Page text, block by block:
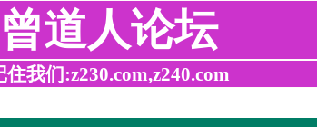
曾道人论坛
住我们:z230.com,z240.com